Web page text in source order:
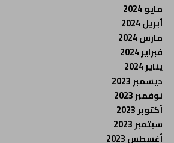
مايو 2024
أبريل 2024
مارس 2024
فبراير 2024
يناير 2024
ديسمبر 2023
نوفمبر 2023
أكتوبر 2023
سبتمبر 2023
أغسطس 2023